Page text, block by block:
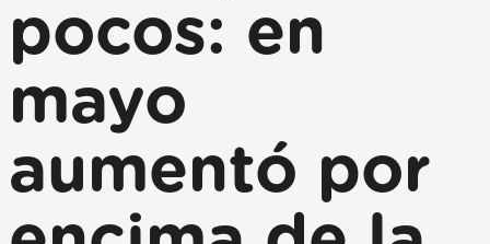
pocos: en
mayo
aumentó por